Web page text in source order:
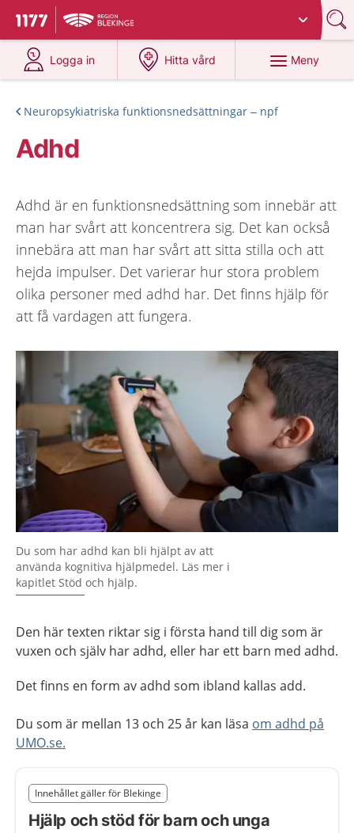
Till startsidan för 1177
Du har valt region
Logga in
på 1177.se
Hitta vård
på 1177.se
Meny
Neuropsykiatriska funktionsnedsättningar – npf
Adhd
Adhd är en funktionsnedsättning som innebär att
man har svårt att koncentrera sig. Det kan också
innebära att man har svårt att sitta stilla och att
hejda impulser. Det varierar hur stora problem
olika personer med adhd har. Det finns hjälp för
att få vardagen att fungera.
Du som har adhd kan bli hjälpt av att
använda kognitiva hjälpmedel. Läs mer i
kapitlet Stöd och hjälp.
Den här texten riktar sig i första hand till dig som är
vuxen och själv har adhd, eller har ett barn med adhd.
Det finns en form av adhd som ibland kallas add.
Du som är mellan 13 och 25 år kan läsa om adhd på
UMO.se.
Nedan innehåll gäller region Blekinge
Innehållet gäller för Blekinge
Hjälp och stöd för barn och unga
Slut på det regionala tillägget från region Blekinge